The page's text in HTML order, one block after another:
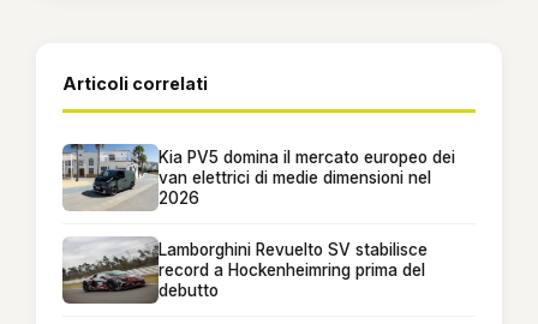
Articoli correlati
Kia PV5 domina il mercato europeo dei
van elettrici di medie dimensioni nel
2026
Lamborghini Revuelto SV stabilisce
record a Hockenheimring prima del
debutto